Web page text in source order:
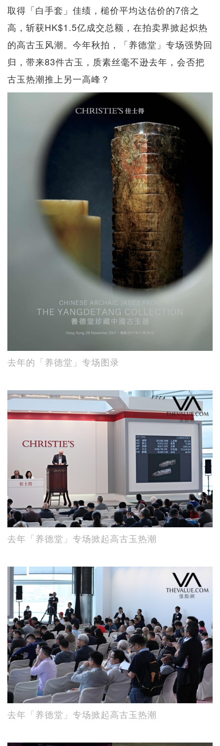
取得「白手套」佳绩，槌价平均达估价的7倍之
高，斩获HK$1.5亿成交总额，在拍卖界掀起炽热
的高古玉风潮。今年秋拍，「养德堂」专场强势回
归，带来83件古玉，质素丝毫不​​逊去年，会否把
古玉热潮推上另一高峰？
去年的「养德堂」专场图录
去年「养德堂」专场掀起高古玉热潮
去年「养德堂」专场掀起高古玉热潮